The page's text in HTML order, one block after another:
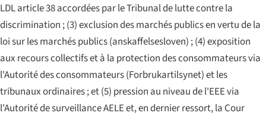
LDL article 38 accordées par le Tribunal de lutte contre la
discrimination ; (3) exclusion des marchés publics en vertu de la
loi sur les marchés publics (anskaffelsesloven) ; (4) exposition
aux recours collectifs et à la protection des consommateurs via
l'Autorité des consommateurs (Forbrukartilsynet) et les
tribunaux ordinaires ; et (5) pression au niveau de l'EEE via
l'Autorité de surveillance AELE et, en dernier ressort, la Cour